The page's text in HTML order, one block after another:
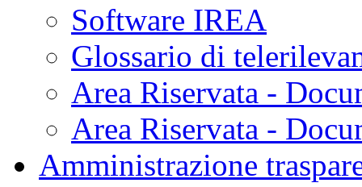
Software IREA
Glossario di
Area Riservata -
Area Riservata -
Amministrazione